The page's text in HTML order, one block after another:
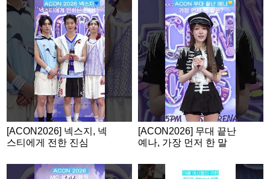
[ACON2026] 넥스지, 넥
스티에게 전한 진심
[ACON2026] 무대 끝난
예나, 가장 먼저 한 말